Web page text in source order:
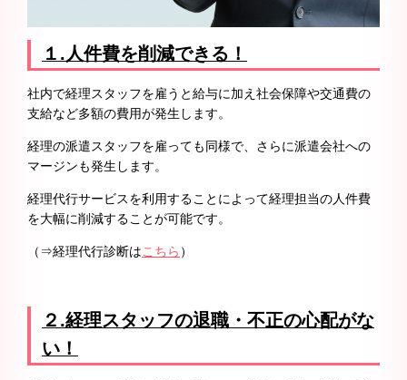
１.人件費を削減できる！
社内で経理スタッフを雇うと給与に加え社会保障や交通費の
支給など多額の費用が発生します。
経理の派遣スタッフを雇っても同様で、さらに派遣会社への
マージンも発生します。
経理代行サービスを利用することによって経理担当の人件費
を大幅に削減することが可能です。
（⇒経理代行診断はこちら ）
２.経理スタッフの退職・不正の心配がな
い！